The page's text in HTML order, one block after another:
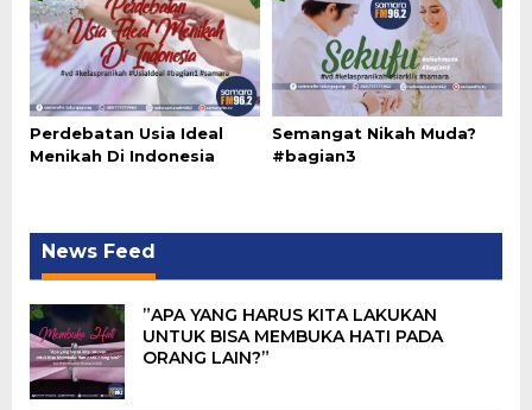
Perdebatan Usia Ideal
Menikah Di Indonesia
Semangat Nikah Muda?
#bagian3
News Feed
”APA YANG HARUS KITA LAKUKAN
UNTUK BISA MEMBUKA HATI PADA
ORANG LAIN?”